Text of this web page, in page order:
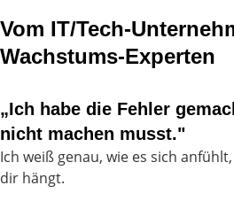
Vom IT/Tech-
Wachstums-Experten
„Ich habe die Fehler
nicht machen musst."
Ich weiß genau, wie es sich
dir hängt.